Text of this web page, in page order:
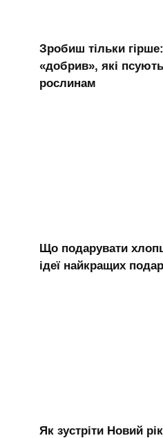
Зробиш тільки
«добрив», які
рослинам
Що подарувати
ідеї найкращих
Як зустріти Новий